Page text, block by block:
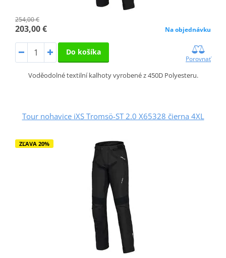
254,00 €
203,00 € Na objednávku
Do košíka
Porovnať
Voděodolné textilní kalhoty vyrobené z 450D Polyesteru.
Tour nohavice iXS Tromsö-ST 2.0 X65328 čierna 4XL
ZĽAVA 20%